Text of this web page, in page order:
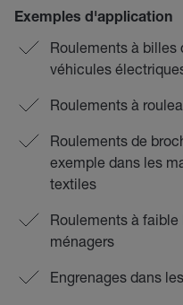
Exemples d'application
Roulements à
véhicules
Roulements à
Roulements de
exemple dans les
textiles
Roulements à
ménagers
Engrenages dans